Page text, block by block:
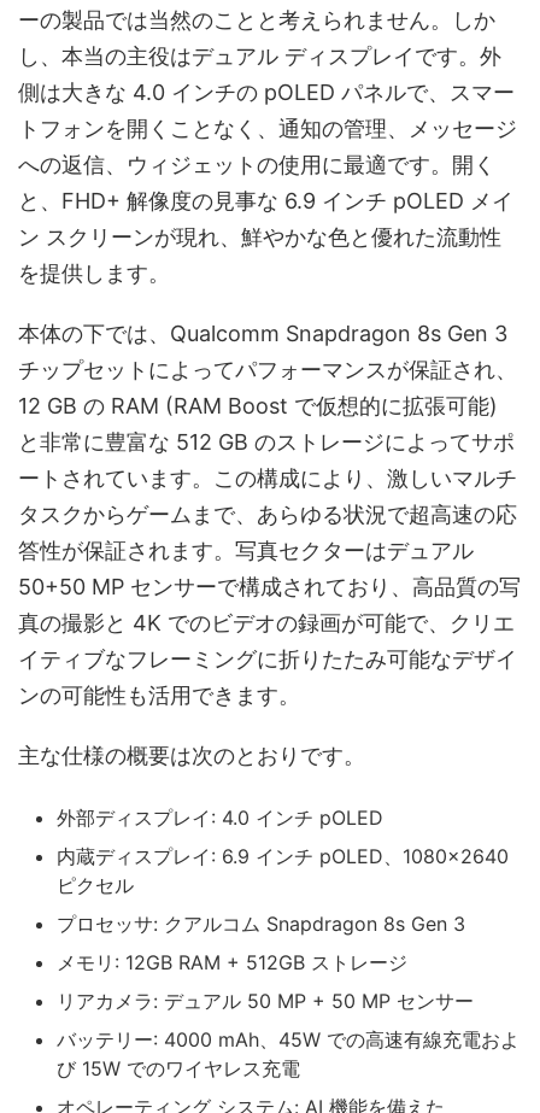
ーの製品では当然のことと考えられません。しか
し、本当の主役はデュアル ディスプレイです。外
側は大きな 4.0 インチの pOLED パネルで、スマー
トフォンを開くことなく、通知の管理、メッセージ
への返信、ウィジェットの使用に最適です。開く
と、FHD+ 解像度の見事な 6.9 インチ pOLED メイ
ン スクリーンが現れ、鮮やかな色と優れた流動性
を提供します。
本体の下では、Qualcomm Snapdragon 8s Gen 3
チップセットによってパフォーマンスが保証され、
12 GB の RAM (RAM Boost で仮想的に拡張可能)
と非常に豊富な 512 GB のストレージによってサポ
ートされています。この構成により、激しいマルチ
タスクからゲームまで、あらゆる状況で超高速の応
答性が保証されます。写真セクターはデュアル
50+50 MP センサーで構成されており、高品質の写
真の撮影と 4K でのビデオの録画が可能で、クリエ
イティブなフレーミングに折りたたみ可能なデザイ
ンの可能性も活用できます。
主な仕様の概要は次のとおりです。
外部ディスプレイ: 4.0 インチ pOLED
内蔵ディスプレイ: 6.9 インチ pOLED、1080×2640
ピクセル
プロセッサ: クアルコム Snapdragon 8s Gen 3
メモリ: 12GB RAM + 512GB ストレージ
リアカメラ: デュアル 50 MP + 50 MP センサー
バッテリー: 4000 mAh、45W での高速有線充電およ
び 15W でのワイヤレス充電
オペレーティング システム: AI 機能を備えた